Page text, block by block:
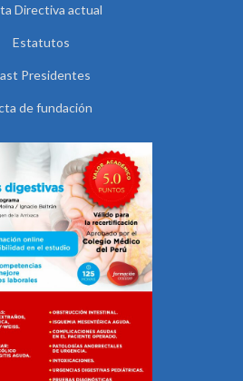
Directiva actual
Estatutos
Presidentes
de fundación